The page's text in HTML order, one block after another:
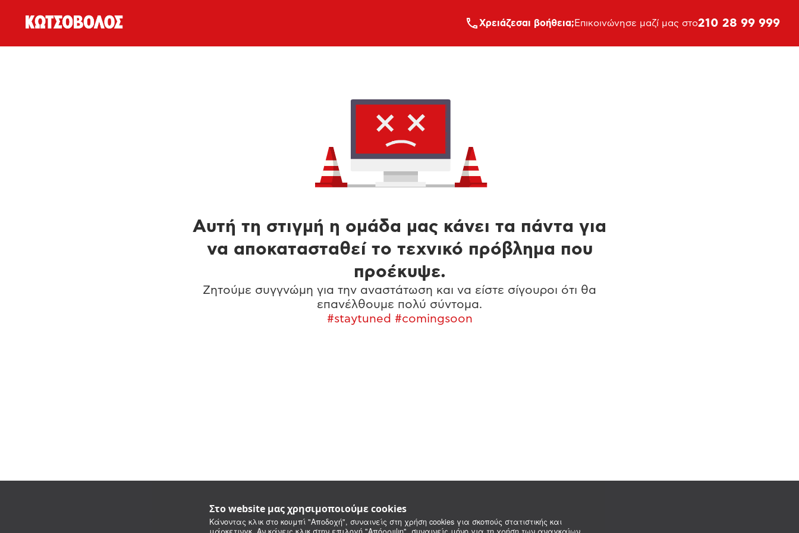
Στο website μας χρησιμοποιούμε cookies
Κάνοντας κλικ στο κουμπί "Αποδοχή", συναινείς στη χρήση cookies για σκοπούς στατιστικής και
Xρειάζεσαι βοήθεια; Επικοινώνησε μαζί μας στο210 28 99 999
Αυτή τη στιγμή η ομάδα μας κάνει τα πάντα για
να αποκατασταθεί το τεχνικό πρόβλημα που
προέκυψε.
Ζητούμε συγγνώμη για την αναστάτωση και να είστε σίγουροι ότι θα
επανέλθουμε πολύ σύντομα.
#staytuned #comingsoon